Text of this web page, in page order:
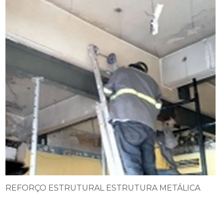
REFORÇO ESTRUTURAL ESTRUTURA METÁLICA